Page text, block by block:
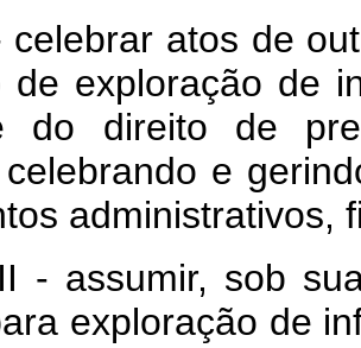
atos de
de exploração de
do direito de
e
administrativos,
sob sua
exploração de